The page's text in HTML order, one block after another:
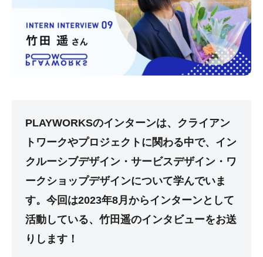
PLAYWORKSのインターンは、クライアン
トワークやプロジェクトに関わる中で、イン
クルーシブデザイン・サービスデザイン・ワ
ークショップデザインについて学んでいま
す。今回は2023年8月からインターンとして
活動している、竹田遥のインタビューをお送
りします！